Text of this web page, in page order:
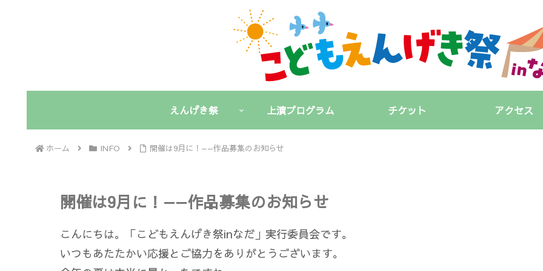
えんげき祭 上演プログラム チケット アクセス
ホーム INFO 開催は9月に！——作品募集のお知らせ
開催は9月に！——作品募集のお知らせ
こんにちは。「こどもえんげき祭inなだ」実行委員会です。
いつもあたたかい応援とご協力をありがとうございます。